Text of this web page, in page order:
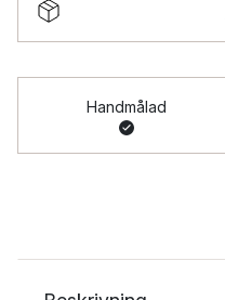
Handmålad